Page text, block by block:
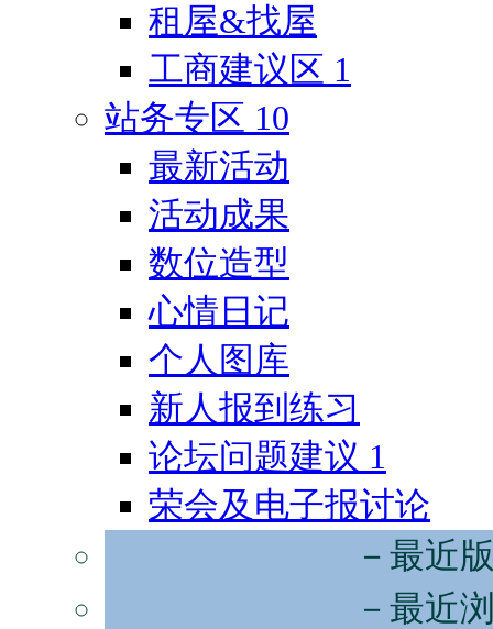
租屋&找屋
工商建议区 1
站务专区 10
最新活动
活动成果
数位造型
心情日记
个人图库
新人报到练习
论坛问题建议 1
荣会及电子报讨论
－最近
－最近